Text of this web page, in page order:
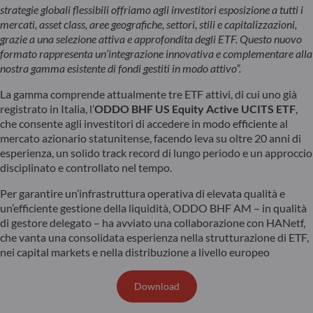
strategie globali flessibili offriamo agli investitori esposizione a tutti i
mercati, asset class, aree geografiche, settori, stili e capitalizzazioni,
grazie a una selezione attiva e approfondita degli ETF. Questo nuovo
formato rappresenta un’integrazione innovativa e complementare alla
nostra gamma esistente di fondi gestiti in modo attivo”.
La gamma comprende attualmente tre ETF attivi, di cui uno già
registrato in Italia, l’ODDO BHF US Equity Active UCITS ETF,
che consente agli investitori di accedere in modo efficiente al
mercato azionario statunitense, facendo leva su oltre 20 anni di
esperienza, un solido track record di lungo periodo e un approccio
disciplinato e controllato nel tempo.
Per garantire un’infrastruttura operativa di elevata qualità e
un’efficiente gestione della liquidità, ODDO BHF AM – in qualità
di gestore delegato – ha avviato una collaborazione con HANetf,
che vanta una consolidata esperienza nella strutturazione di ETF,
nei capital markets e nella distribuzione a livello europeo
Download